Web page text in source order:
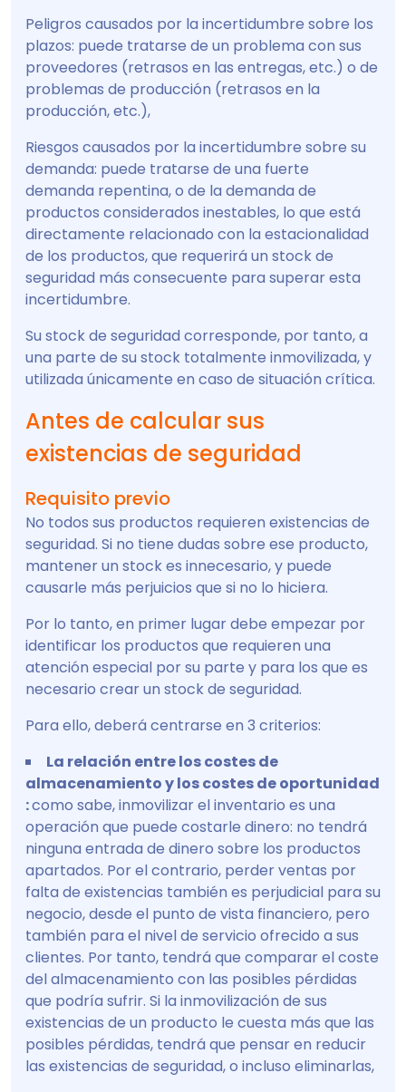
Peligros causados por la incertidumbre sobre los
plazos: puede tratarse de un problema con sus
proveedores (retrasos en las entregas, etc.) o de
problemas de producción (retrasos en la
producción, etc.),
Riesgos causados por la incertidumbre sobre su
demanda: puede tratarse de una fuerte
demanda repentina, o de la demanda de
productos considerados inestables, lo que está
directamente relacionado con la estacionalidad
de los productos, que requerirá un stock de
seguridad más consecuente para superar esta
incertidumbre.
Su stock de seguridad corresponde, por tanto, a
una parte de su stock totalmente inmovilizada, y
utilizada únicamente en caso de situación crítica.
Antes de calcular sus
existencias de seguridad
Requisito previo
No todos sus productos requieren existencias de
seguridad. Si no tiene dudas sobre ese producto,
mantener un stock es innecesario, y puede
causarle más perjuicios que si no lo hiciera.
Por lo tanto, en primer lugar debe empezar por
identificar los productos que requieren una
atención especial por su parte y para los que es
necesario crear un stock de seguridad.
Para ello, deberá centrarse en 3 criterios:
La relación entre los costes de
almacenamiento y los costes de oportunidad
:como sabe, inmovilizar el inventario es una
operación que puede costarle dinero: no tendrá
ninguna entrada de dinero sobre los productos
apartados. Por el contrario, perder ventas por
falta de existencias también es perjudicial para su
negocio, desde el punto de vista financiero, pero
también para el nivel de servicio ofrecido a sus
clientes. Por tanto, tendrá que comparar el coste
del almacenamiento con las posibles pérdidas
que podría sufrir. Si la inmovilización de sus
existencias de un producto le cuesta más que las
posibles pérdidas, tendrá que pensar en reducir
las existencias de seguridad, o incluso eliminarlas,